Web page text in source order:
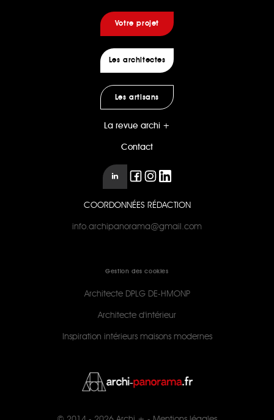
Votre projet
Les architectes
Les artisans
La revue archi +
Contact
COORDONNÉES RÉDACTION
info.archipanorama@gmail.com
Gestion des cookies
Architecte DPLG DE-HMONP
Architecte d'intérieur
Inspiration intérieurs maisons modernes